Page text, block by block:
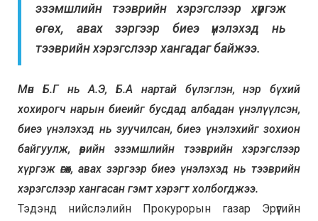
эзэмшлийн тээврийн хэрэгслээр хүргэж
өгөх, авах зэргээр биеэ үнэлэхэд нь
тээврийн хэрэгслээр хангадаг байжээ.
Мөн Б.Г нь А.Э, Б.А нартай бүлэглэн, нэр бүхий
хохирогч нарын биеийг бусдад албадан үнэлүүлсэн,
биеэ үнэлэхэд нь зуучилсан, биеэ үнэлэхийг зохион
байгуулж, өөрийн эзэмшлийн тээврийн хэрэгслээр
хүргэж өгөх, авах зэргээр биеэ үнэлэхэд нь тээврийн
хэрэгслээр хангасан гэмт хэрэгт холбогджээ.
Тэдэнд нийслэлийн Прокурорын газар Эрүүгийн